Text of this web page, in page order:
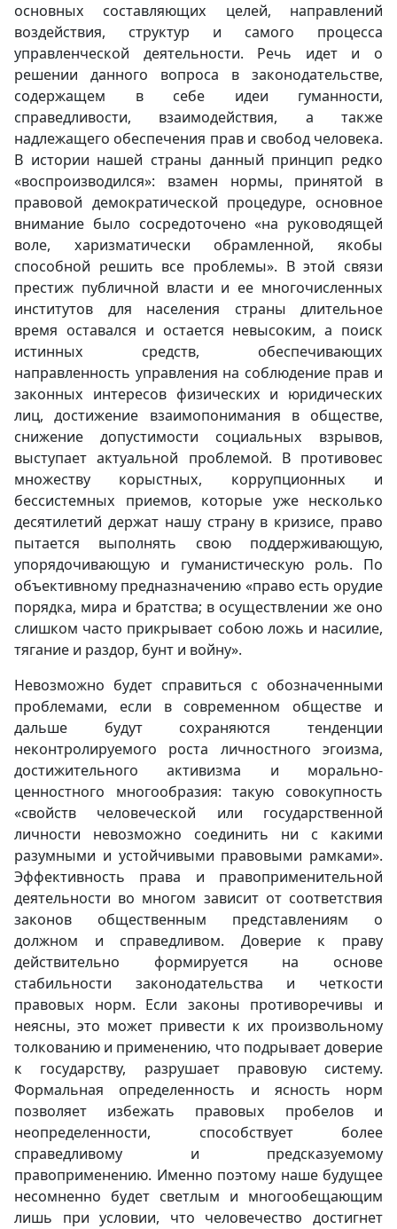
основных составляющих целей, направлений
воздействия, структур и самого процесса
управленческой деятельности. Речь идет и о
решении данного вопроса в законодательстве,
содержащем в себе идеи гуманности,
справедливости, взаимодействия, а также
надлежащего обеспечения прав и свобод человека.
В истории нашей страны данный принцип редко
«воспроизводился»: взамен нормы, принятой в
правовой демократической процедуре, основное
внимание было сосредоточено «на руководящей
воле, харизматически обрамленной, якобы
способной решить все проблемы». В этой связи
престиж публичной власти и ее многочисленных
институтов для населения страны длительное
время оставался и остается невысоким, а поиск
истинных средств, обеспечивающих
направленность управления на соблюдение прав и
законных интересов физических и юридических
лиц, достижение взаимопонимания в обществе,
снижение допустимости социальных взрывов,
выступает актуальной проблемой. В противовес
множеству корыстных, коррупционных и
бессистемных приемов, которые уже несколько
десятилетий держат нашу страну в кризисе, право
пытается выполнять свою поддерживающую,
упорядочивающую и гуманистическую роль. По
объективному предназначению «право есть орудие
порядка, мира и братства; в осуществлении же оно
слишком часто прикрывает собою ложь и насилие,
тягание и раздор, бунт и войну».
Невозможно будет справиться с обозначенными
проблемами, если в современном обществе и
дальше будут сохраняются тенденции
неконтролируемого роста личностного эгоизма,
достижительного активизма и морально-
ценностного многообразия: такую совокупность
«свойств человеческой или государственной
личности невозможно соединить ни с какими
разумными и устойчивыми правовыми рамками».
Эффективность права и правоприменительной
деятельности во многом зависит от соответствия
законов общественным представлениям о
должном и справедливом. Доверие к праву
действительно формируется на основе
стабильности законодательства и четкости
правовых норм. Если законы противоречивы и
неясны, это может привести к их произвольному
толкованию и применению, что подрывает доверие
к государству, разрушает правовую систему.
Формальная определенность и ясность норм
позволяет избежать правовых пробелов и
неопределенности, способствует более
справедливому и предсказуемому
правоприменению. Именно поэтому наше будущее
несомненно будет светлым и многообещающим
лишь при условии, что человечество достигнет